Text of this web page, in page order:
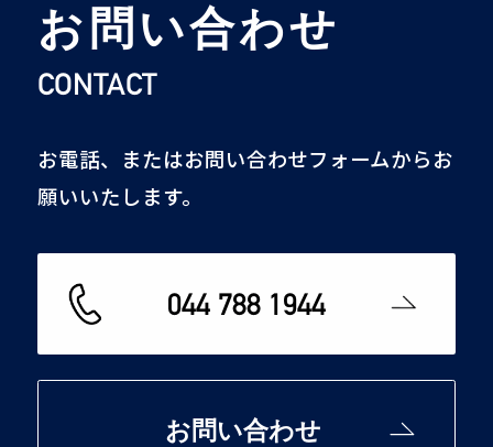
お問い合わせ
CONTACT
お電話、またはお問い合わせフォームからお
願いいたします。
044 788 1944
お問い合わせ